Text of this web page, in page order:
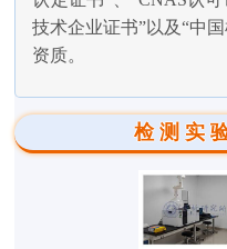
技术企业证书”以及“中
资质。
检测实